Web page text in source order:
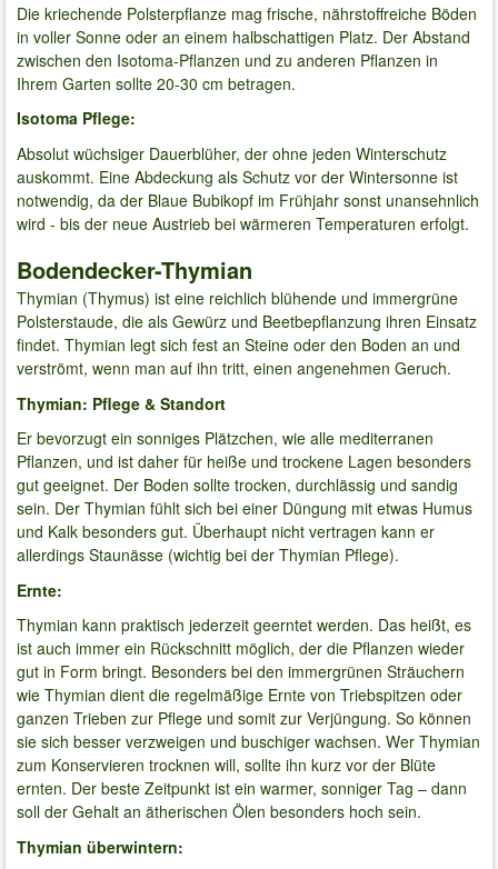
Die kriechende Polsterpflanze mag frische, nährstoffreiche Böden
in voller Sonne oder an einem halbschattigen Platz. Der Abstand
zwischen den Isotoma-Pflanzen und zu anderen Pflanzen in
Ihrem Garten sollte 20-30 cm betragen.
Isotoma Pflege:
Absolut wüchsiger Dauerblüher, der ohne jeden Winterschutz
auskommt. Eine Abdeckung als Schutz vor der Wintersonne ist
notwendig, da der Blaue Bubikopf im Frühjahr sonst unansehnlich
wird - bis der neue Austrieb bei wärmeren Temperaturen erfolgt.
Bodendecker-Thymian
Thymian (Thymus) ist eine reichlich blühende und immergrüne
Polsterstaude, die als Gewürz und Beetbepflanzung ihren Einsatz
findet. Thymian legt sich fest an Steine oder den Boden an und
verströmt, wenn man auf ihn tritt, einen angenehmen Geruch.
Thymian: Pflege & Standort
Er bevorzugt ein sonniges Plätzchen, wie alle mediterranen
Pflanzen, und ist daher für heiße und trockene Lagen besonders
gut geeignet. Der Boden sollte trocken, durchlässig und sandig
sein. Der Thymian fühlt sich bei einer Düngung mit etwas Humus
und Kalk besonders gut. Überhaupt nicht vertragen kann er
allerdings Staunässe (wichtig bei der Thymian Pflege).
Ernte:
Thymian kann praktisch jederzeit geerntet werden. Das heißt, es
ist auch immer ein Rückschnitt möglich, der die Pflanzen wieder
gut in Form bringt. Besonders bei den immergrünen Sträuchern
wie Thymian dient die regelmäßige Ernte von Triebspitzen oder
ganzen Trieben zur Pflege und somit zur Verjüngung. So können
sie sich besser verzweigen und buschiger wachsen. Wer Thymian
zum Konservieren trocknen will, sollte ihn kurz vor der Blüte
ernten. Der beste Zeitpunkt ist ein warmer, sonniger Tag – dann
soll der Gehalt an ätherischen Ölen besonders hoch sein.
Thymian überwintern: